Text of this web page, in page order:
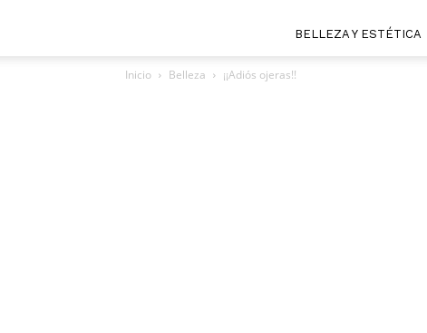
BELLEZA Y ESTÉTICA
Inicio Belleza ¡¡Adiós ojeras!!